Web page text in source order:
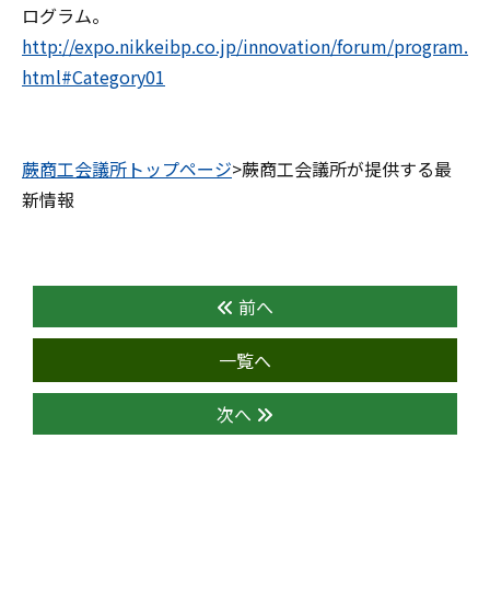
ログラム。
http://expo.nikkeibp.co.jp/innovation/forum/program.
html#Category01
蕨商工会議所トップページ>蕨商工会議所が提供する最
新情報
前へ
一覧へ
次へ